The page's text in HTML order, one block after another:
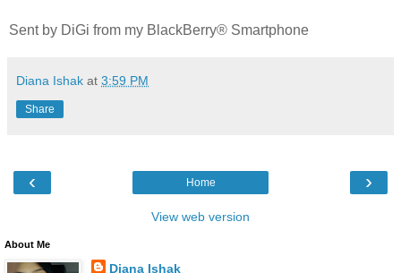
Sent by DiGi from my BlackBerry® Smartphone
Diana Ishak at 3:59 PM
Share
‹ ›
Home
View web version
About Me
Diana Ishak